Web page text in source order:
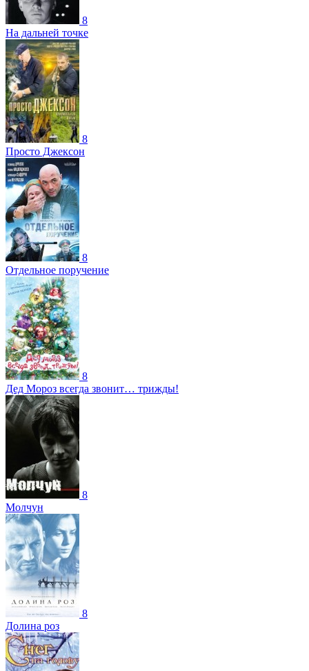
8
На дальней точке
8
Просто Джексон
8
Отдельное поручение
8
Дед Мороз всегда звонит… трижды!
8
Молчун
8
Долина роз